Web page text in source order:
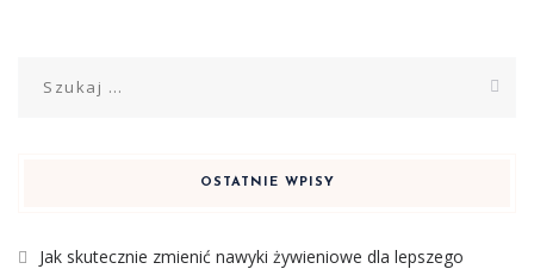
OSTATNIE WPISY
Jak skutecznie zmienić nawyki żywieniowe dla lepszego